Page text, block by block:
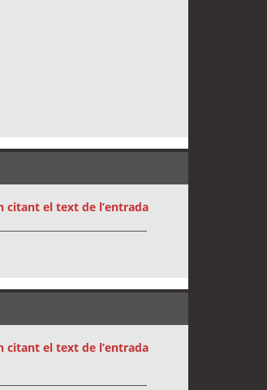
citant el text de l’entrada
citant el text de l’entrada